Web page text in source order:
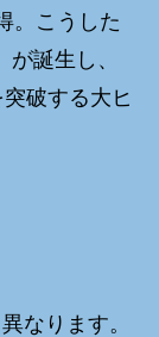
。こうした
誕生し、
破する大ヒ
なります。